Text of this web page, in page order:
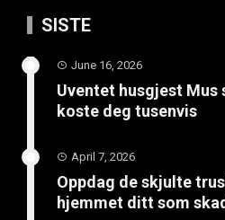
SISTE
June 16, 2026
Uventet husgjest Mus
koste deg tusenvis
April 7, 2026
Oppdag de skjulte
hjemmet ditt som